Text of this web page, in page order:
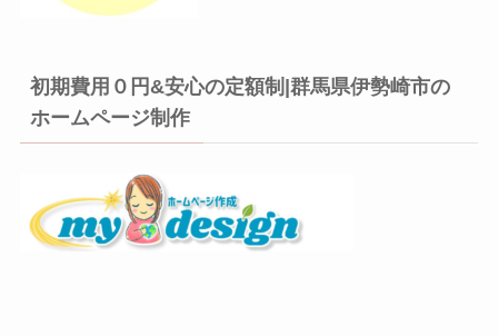
初期費用０円&安心の定額制|群馬県伊勢崎市の
ホームページ制作